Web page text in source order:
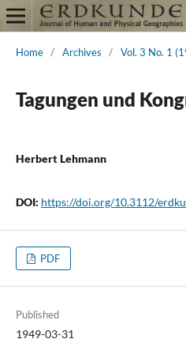
Home / Archives / Vol. 3 No. 1
Tagungen und
Herbert Lehmann
DOI: https://doi.org/10.3112/
PDF
Published
1949-03-31